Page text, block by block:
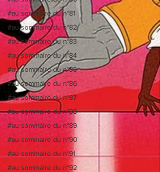
#au sommaire du n°81
#au sommaire du n°82
#au sommaire du n°83
#au sommaire du n°84
#au sommaire du n°85
#au sommaire du n°86
#au sommaire du n°87
#au sommaire du n°88
#au sommaire du n°89
#au sommaire du n°90
#au sommaire du n°91
#au sommaire du n°92